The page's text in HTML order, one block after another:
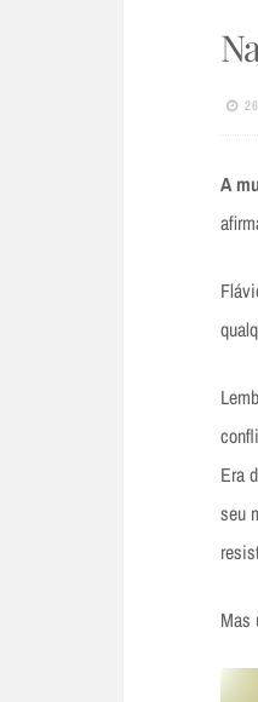
A
Era
seu
Mas